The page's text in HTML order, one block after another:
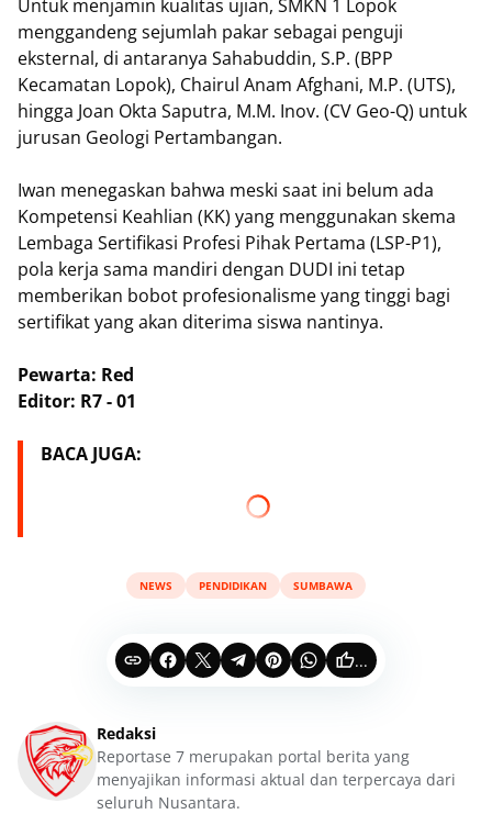
Untuk menjamin kualitas ujian, SMKN 1 Lopok
menggandeng sejumlah pakar sebagai penguji
eksternal, di antaranya Sahabuddin, S.P. (BPP
Kecamatan Lopok), Chairul Anam Afghani, M.P. (UTS),
hingga Joan Okta Saputra, M.M. Inov. (CV Geo-Q) untuk
jurusan Geologi Pertambangan.
Iwan menegaskan bahwa meski saat ini belum ada
Kompetensi Keahlian (KK) yang menggunakan skema
Lembaga Sertifikasi Profesi Pihak Pertama (LSP-P1),
pola kerja sama mandiri dengan DUDI ini tetap
memberikan bobot profesionalisme yang tinggi bagi
sertifikat yang akan diterima siswa nantinya.
Pewarta: Red
Editor: R7 - 01
BACA JUGA:
NEWS PENDIDIKAN SUMBAWA
...
Redaksi
Reportase 7 merupakan portal berita yang
menyajikan informasi aktual dan terpercaya dari
seluruh Nusantara.